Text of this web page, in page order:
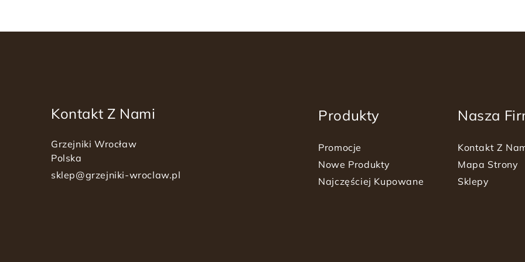
Kontakt Z Nami
Grzejniki Wrocław
Polska
sklep@grzejniki-wroclaw.pl
Produkty
Promocje
Nowe Produkty
Najczęściej Kupowane
Nasza
Kontakt Z
Mapa Strony
Sklepy